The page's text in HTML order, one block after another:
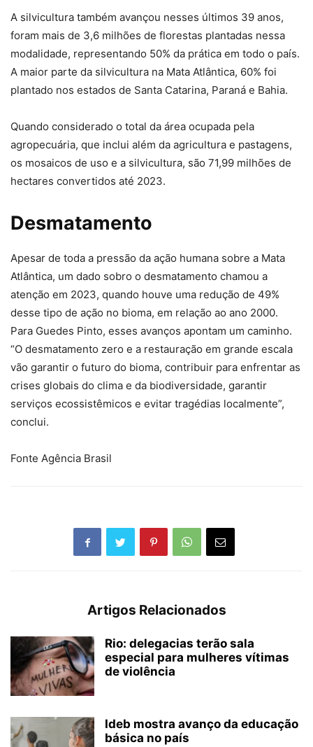
A silvicultura também avançou nesses últimos 39 anos,
foram mais de 3,6 milhões de florestas plantadas nessa
modalidade, representando 50% da prática em todo o país.
A maior parte da silvicultura na Mata Atlântica, 60% foi
plantado nos estados de Santa Catarina, Paraná e Bahia.
Quando considerado o total da área ocupada pela
agropecuária, que inclui além da agricultura e pastagens,
os mosaicos de uso e a silvicultura, são 71,99 milhões de
hectares convertidos até 2023.
Desmatamento
Apesar de toda a pressão da ação humana sobre a Mata
Atlântica, um dado sobro o desmatamento chamou a
atenção em 2023, quando houve uma redução de 49%
desse tipo de ação no bioma, em relação ao ano 2000.
Para Guedes Pinto, esses avanços apontam um caminho.
“O desmatamento zero e a restauração em grande escala
vão garantir o futuro do bioma, contribuir para enfrentar as
crises globais do clima e da biodiversidade, garantir
serviços ecossistêmicos e evitar tragédias localmente”,
conclui.
Fonte Agência Brasil
Artigos Relacionados
Rio: delegacias terão sala
especial para mulheres vítimas
de violência
Ideb mostra avanço da educação
básica no país